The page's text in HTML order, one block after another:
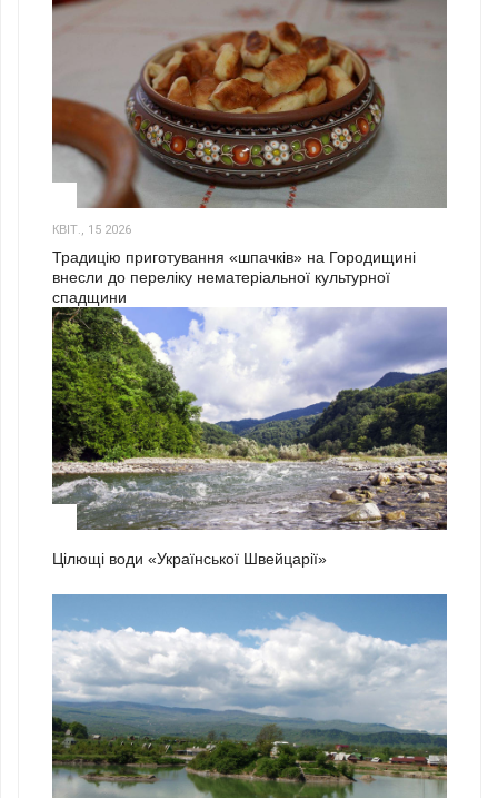
КВІТ., 15 2026
Традицію приготування «шпачків» на Городищині
внесли до переліку нематеріальної культурної
спадщини
Цілющі води «Української Швейцарії»